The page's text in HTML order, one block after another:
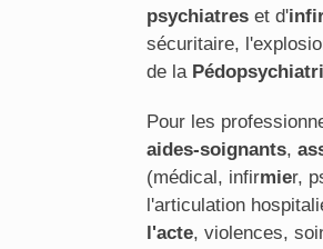
psychiatres et d'
sécuritaire,
de la
Pour les
aides-soignants,
(médical, infirmier,
l'articulation
l'acte, violences,